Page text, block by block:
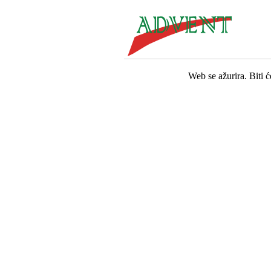
Web se ažurira. Biti